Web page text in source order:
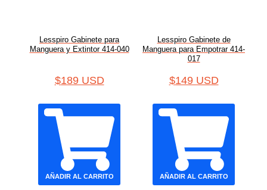
Lesspiro Gabinete para
Manguera y Extintor 414-040
$189 USD
AÑADIR AL CARRITO
Lesspiro Gabinete de
Manguera para Empotrar 414-
017
$149 USD
AÑADIR AL CARRITO